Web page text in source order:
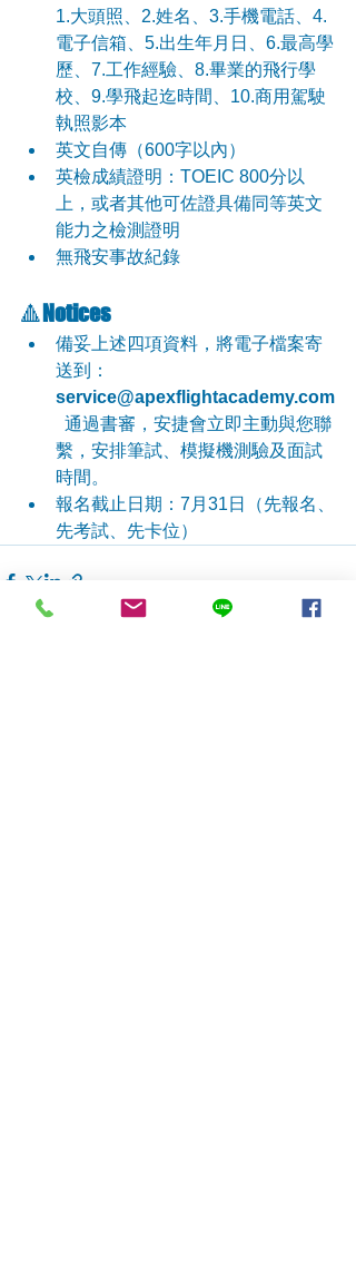
1.大頭照、2.姓名、3.手機電話、4.
電子信箱、5.出生年月日、6.最高學
歷、7.工作經驗、8.畢業的飛行學
校、9.學飛起迄時間、10.商用駕駛
執照影本
️英文自傳（600字以內）
️英檢成績證明：TOEIC 800分以
上，或者其他可佐證具備同等英文
能力之檢測證明
️無飛安事故紀錄
🔺Notices
️備妥上述四項資料，將電子檔案寄
送到：
service@apexflightacademy.com
  通過書審，安捷會立即主動與您聯
繫，安排筆試、模擬機測驗及面試
時間。
報名截止日期：7月31日（先報名、
先考試、先卡位）